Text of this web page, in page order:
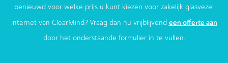
benieuwd voor welke prijs u kunt kiezen voor zakelijk glasvezel
internet van ClearMind? Vraag dan nu vrijblijvend een offerte aan
door het onderstaande formulier in te vullen.